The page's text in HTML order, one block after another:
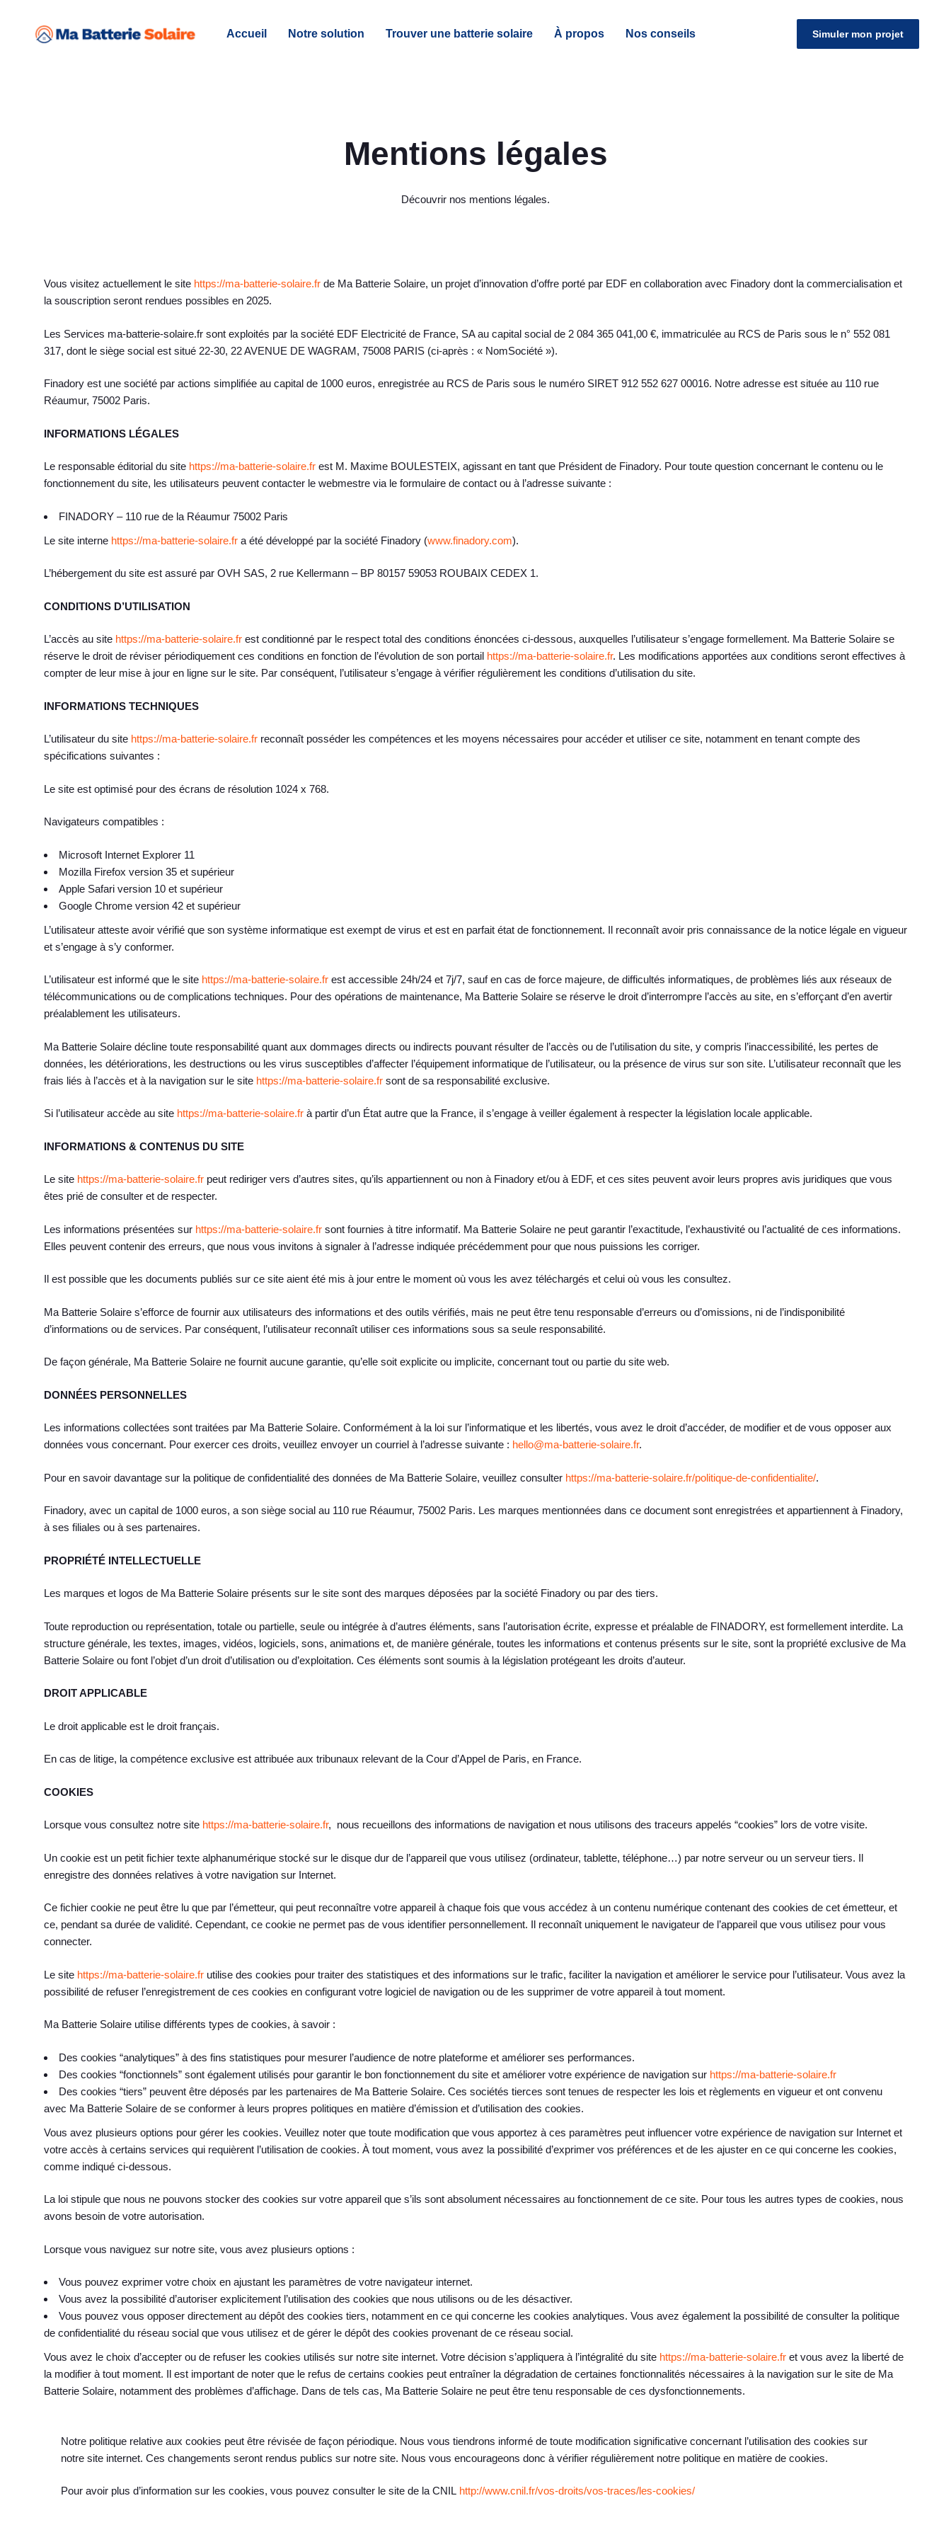
Accueil Notre solution Trouver une batterie solaire À propos Nos conseils Simuler mon projet
Mentions légales
Découvrir nos mentions légales.
Vous visitez actuellement le site https://ma-batterie-solaire.fr de Ma Batterie Solaire, un projet d’innovation d’offre porté par EDF en collaboration avec Finadory dont la commercialisation et
la souscription seront rendues possibles en 2025.
Les Services ma-batterie-solaire.fr sont exploités par la société EDF Electricité de France, SA au capital social de 2 084 365 041,00 €, immatriculée au RCS de Paris sous le n° 552 081
317, dont le siège social est situé 22-30, 22 AVENUE DE WAGRAM, 75008 PARIS (ci-après : « NomSociété »).
Finadory est une société par actions simplifiée au capital de 1000 euros, enregistrée au RCS de Paris sous le numéro SIRET 912 552 627 00016. Notre adresse est située au 110 rue
Réaumur, 75002 Paris.
INFORMATIONS LÉGALES
Le responsable éditorial du site https://ma-batterie-solaire.fr est M. Maxime BOULESTEIX, agissant en tant que Président de Finadory. Pour toute question concernant le contenu ou le
fonctionnement du site, les utilisateurs peuvent contacter le webmestre via le formulaire de contact ou à l’adresse suivante :
FINADORY – 110 rue de la Réaumur 75002 Paris
Le site interne https://ma-batterie-solaire.fr a été développé par la société Finadory (www.finadory.com).
L’hébergement du site est assuré par OVH SAS, 2 rue Kellermann – BP 80157 59053 ROUBAIX CEDEX 1.
CONDITIONS D’UTILISATION
L’accès au site https://ma-batterie-solaire.fr est conditionné par le respect total des conditions énoncées ci-dessous, auxquelles l’utilisateur s’engage formellement. Ma Batterie Solaire se
réserve le droit de réviser périodiquement ces conditions en fonction de l’évolution de son portail https://ma-batterie-solaire.fr. Les modifications apportées aux conditions seront effectives à
compter de leur mise à jour en ligne sur le site. Par conséquent, l’utilisateur s’engage à vérifier régulièrement les conditions d’utilisation du site.
INFORMATIONS TECHNIQUES
L’utilisateur du site https://ma-batterie-solaire.fr reconnaît posséder les compétences et les moyens nécessaires pour accéder et utiliser ce site, notamment en tenant compte des
spécifications suivantes :
Le site est optimisé pour des écrans de résolution 1024 x 768.
Navigateurs compatibles :
Microsoft Internet Explorer 11
Mozilla Firefox version 35 et supérieur
Apple Safari version 10 et supérieur
Google Chrome version 42 et supérieur
L’utilisateur atteste avoir vérifié que son système informatique est exempt de virus et est en parfait état de fonctionnement. Il reconnaît avoir pris connaissance de la notice légale en vigueur
et s’engage à s’y conformer.
L’utilisateur est informé que le site https://ma-batterie-solaire.fr est accessible 24h/24 et 7j/7, sauf en cas de force majeure, de difficultés informatiques, de problèmes liés aux réseaux de
télécommunications ou de complications techniques. Pour des opérations de maintenance, Ma Batterie Solaire se réserve le droit d’interrompre l’accès au site, en s’efforçant d’en avertir
préalablement les utilisateurs.
Ma Batterie Solaire décline toute responsabilité quant aux dommages directs ou indirects pouvant résulter de l’accès ou de l’utilisation du site, y compris l’inaccessibilité, les pertes de
données, les détériorations, les destructions ou les virus susceptibles d’affecter l’équipement informatique de l’utilisateur, ou la présence de virus sur son site. L’utilisateur reconnaît que les
frais liés à l’accès et à la navigation sur le site https://ma-batterie-solaire.fr sont de sa responsabilité exclusive.
Si l’utilisateur accède au site https://ma-batterie-solaire.fr à partir d’un État autre que la France, il s’engage à veiller également à respecter la législation locale applicable.
INFORMATIONS & CONTENUS DU SITE
Le site https://ma-batterie-solaire.fr peut rediriger vers d’autres sites, qu’ils appartiennent ou non à Finadory et/ou à EDF, et ces sites peuvent avoir leurs propres avis juridiques que vous
êtes prié de consulter et de respecter.
Les informations présentées sur https://ma-batterie-solaire.fr sont fournies à titre informatif. Ma Batterie Solaire ne peut garantir l’exactitude, l’exhaustivité ou l’actualité de ces informations.
Elles peuvent contenir des erreurs, que nous vous invitons à signaler à l’adresse indiquée précédemment pour que nous puissions les corriger.
Il est possible que les documents publiés sur ce site aient été mis à jour entre le moment où vous les avez téléchargés et celui où vous les consultez.
Ma Batterie Solaire s’efforce de fournir aux utilisateurs des informations et des outils vérifiés, mais ne peut être tenu responsable d’erreurs ou d’omissions, ni de l’indisponibilité
d’informations ou de services. Par conséquent, l’utilisateur reconnaît utiliser ces informations sous sa seule responsabilité.
De façon générale, Ma Batterie Solaire ne fournit aucune garantie, qu’elle soit explicite ou implicite, concernant tout ou partie du site web.
DONNÉES PERSONNELLES
Les informations collectées sont traitées par Ma Batterie Solaire. Conformément à la loi sur l’informatique et les libertés, vous avez le droit d’accéder, de modifier et de vous opposer aux
données vous concernant. Pour exercer ces droits, veuillez envoyer un courriel à l’adresse suivante : hello@ma-batterie-solaire.fr.
Pour en savoir davantage sur la politique de confidentialité des données de Ma Batterie Solaire, veuillez consulter https://ma-batterie-solaire.fr/politique-de-confidentialite/.
Finadory, avec un capital de 1000 euros, a son siège social au 110 rue Réaumur, 75002 Paris. Les marques mentionnées dans ce document sont enregistrées et appartiennent à Finadory,
à ses filiales ou à ses partenaires.
PROPRIÉTÉ INTELLECTUELLE
Les marques et logos de Ma Batterie Solaire présents sur le site sont des marques déposées par la société Finadory ou par des tiers.
Toute reproduction ou représentation, totale ou partielle, seule ou intégrée à d’autres éléments, sans l’autorisation écrite, expresse et préalable de FINADORY, est formellement interdite. La
structure générale, les textes, images, vidéos, logiciels, sons, animations et, de manière générale, toutes les informations et contenus présents sur le site, sont la propriété exclusive de Ma
Batterie Solaire ou font l’objet d’un droit d’utilisation ou d’exploitation. Ces éléments sont soumis à la législation protégeant les droits d’auteur.
DROIT APPLICABLE
Le droit applicable est le droit français.
En cas de litige, la compétence exclusive est attribuée aux tribunaux relevant de la Cour d’Appel de Paris, en France.
COOKIES
Lorsque vous consultez notre site https://ma-batterie-solaire.fr, nous recueillons des informations de navigation et nous utilisons des traceurs appelés “cookies” lors de votre visite.
Un cookie est un petit fichier texte alphanumérique stocké sur le disque dur de l’appareil que vous utilisez (ordinateur, tablette, téléphone…) par notre serveur ou un serveur tiers. Il
enregistre des données relatives à votre navigation sur Internet.
Ce fichier cookie ne peut être lu que par l’émetteur, qui peut reconnaître votre appareil à chaque fois que vous accédez à un contenu numérique contenant des cookies de cet émetteur, et
ce, pendant sa durée de validité. Cependant, ce cookie ne permet pas de vous identifier personnellement. Il reconnaît uniquement le navigateur de l’appareil que vous utilisez pour vous
connecter.
Le site https://ma-batterie-solaire.fr utilise des cookies pour traiter des statistiques et des informations sur le trafic, faciliter la navigation et améliorer le service pour l’utilisateur. Vous avez la
possibilité de refuser l’enregistrement de ces cookies en configurant votre logiciel de navigation ou de les supprimer de votre appareil à tout moment.
Ma Batterie Solaire utilise différents types de cookies, à savoir :
Des cookies “analytiques” à des fins statistiques pour mesurer l’audience de notre plateforme et améliorer ses performances.
Des cookies “fonctionnels” sont également utilisés pour garantir le bon fonctionnement du site et améliorer votre expérience de navigation sur https://ma-batterie-solaire.fr
Des cookies “tiers” peuvent être déposés par les partenaires de Ma Batterie Solaire. Ces sociétés tierces sont tenues de respecter les lois et règlements en vigueur et ont convenu
avec Ma Batterie Solaire de se conformer à leurs propres politiques en matière d’émission et d’utilisation des cookies.
Vous avez plusieurs options pour gérer les cookies. Veuillez noter que toute modification que vous apportez à ces paramètres peut influencer votre expérience de navigation sur Internet et
votre accès à certains services qui requièrent l’utilisation de cookies. À tout moment, vous avez la possibilité d’exprimer vos préférences et de les ajuster en ce qui concerne les cookies,
comme indiqué ci-dessous.
La loi stipule que nous ne pouvons stocker des cookies sur votre appareil que s’ils sont absolument nécessaires au fonctionnement de ce site. Pour tous les autres types de cookies, nous
avons besoin de votre autorisation.
Lorsque vous naviguez sur notre site, vous avez plusieurs options :
Vous pouvez exprimer votre choix en ajustant les paramètres de votre navigateur internet.
Vous avez la possibilité d’autoriser explicitement l’utilisation des cookies que nous utilisons ou de les désactiver.
Vous pouvez vous opposer directement au dépôt des cookies tiers, notamment en ce qui concerne les cookies analytiques. Vous avez également la possibilité de consulter la politique
de confidentialité du réseau social que vous utilisez et de gérer le dépôt des cookies provenant de ce réseau social.
Vous avez le choix d’accepter ou de refuser les cookies utilisés sur notre site internet. Votre décision s’appliquera à l’intégralité du site https://ma-batterie-solaire.fr et vous avez la liberté de
la modifier à tout moment. Il est important de noter que le refus de certains cookies peut entraîner la dégradation de certaines fonctionnalités nécessaires à la navigation sur le site de Ma
Batterie Solaire, notamment des problèmes d’affichage. Dans de tels cas, Ma Batterie Solaire ne peut être tenu responsable de ces dysfonctionnements.
Notre politique relative aux cookies peut être révisée de façon périodique. Nous vous tiendrons informé de toute modification significative concernant l’utilisation des cookies sur
notre site internet. Ces changements seront rendus publics sur notre site. Nous vous encourageons donc à vérifier régulièrement notre politique en matière de cookies.
Pour avoir plus d’information sur les cookies, vous pouvez consulter le site de la CNIL http://www.cnil.fr/vos-droits/vos-traces/les-cookies/